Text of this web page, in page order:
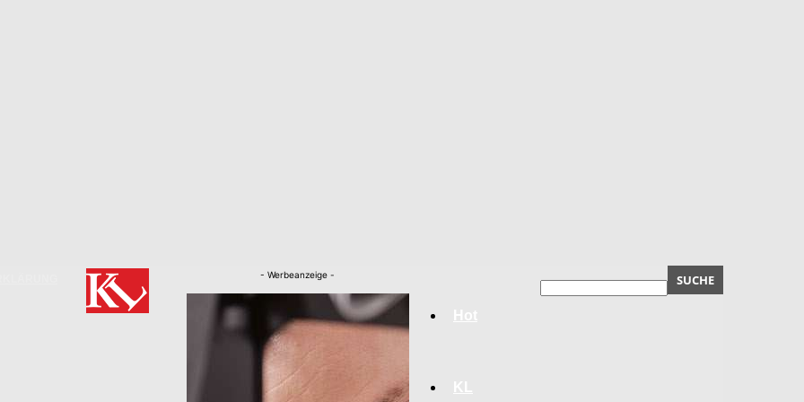
Kaiserslautern
- Werbeanzeige -